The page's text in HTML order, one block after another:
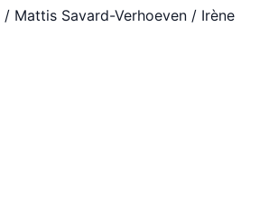
/ Mattis Savard-Verhoeven / Irène